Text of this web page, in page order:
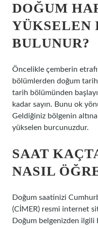
DOĞUM
YÜKSELEN
BULUNUR?
Öncelikle çemberin
bölümlerden doğum
tarih bölümünden
kadar sayın. Bunu ok
Geldiğiniz bölgenin
yükselen burcunuzdur.
SAAT
NASIL
Doğum saatinizi
(CİMER) resmi internet
Doğum belgenizden ilgili